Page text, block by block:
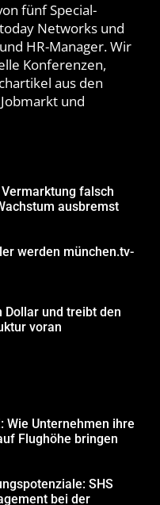
fünf Special-
Networks und
HR-Manager. Wir
Konferenzen,
aus den
und
falsch
ausbremst
werden münchen.tv-
Dollar und treibt den
voran
Wie Unternehmen ihre
Flughöhe bringen
SHS
bei der